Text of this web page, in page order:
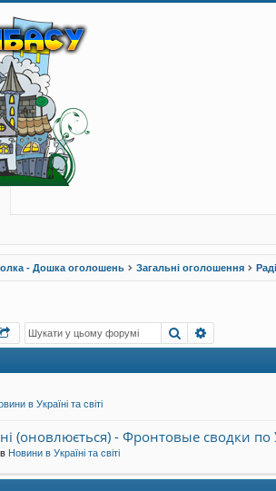
- Дошка оголошень Загальні оголошення
Пошук
в Україні та світі
(оновлюється) - Фронтовые сводки
Новини в Україні та світі